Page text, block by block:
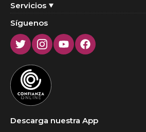
Servicios
Síguenos
TwitterInstagram
YoutubeFacebook
Descarga nuestra App